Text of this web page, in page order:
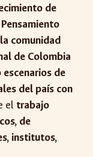
de
comunidad
de Colombia
de
del país con
el trabajo
de
institutos,